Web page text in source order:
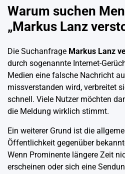
Warum suchen
„Markus Lanz
Die Suchanfrage Markus Lanz
durch sogenannte Internet-
Medien eine falsche Nachricht
missverstanden wird, verbreitet
schnell. Viele Nutzer möchten
die Meldung wirklich stimmt.
Ein weiterer Grund ist die
Öffentlichkeit gegenüber
Wenn Prominente längere Zeit
erscheinen oder sich eine